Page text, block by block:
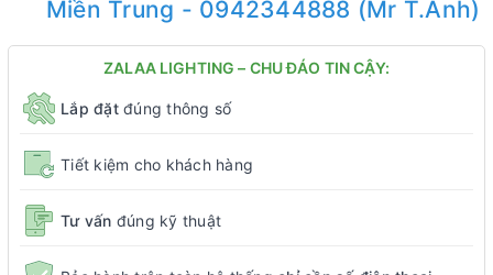
Miền Trung - 0942344888 (Mr T.Anh)
ZALAA LIGHTING – CHU ĐÁO TIN CẬY:
Lắp đặtđúng thông số
Tiết kiệm cho khách hàng
Tư vấn đúng kỹ thuật